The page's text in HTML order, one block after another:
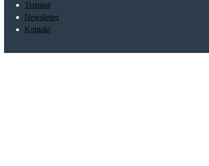
Termine
Newsletter
Kontakt